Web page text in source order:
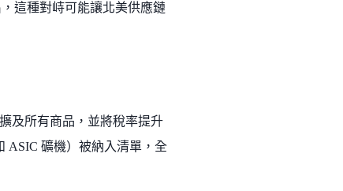
這種對峙可能讓北美供應鏈
及所有商品，並將稅率提升
ASIC 礦機）被納入清單，全